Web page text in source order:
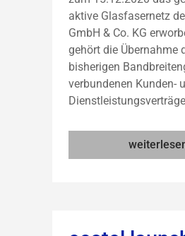
aktive Glasfasernetz
GmbH & Co. KG
gehört die Übernahme
bisherigen
verbundenen Kunden-